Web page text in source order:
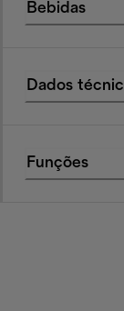
Bebidas
Dados
Funções